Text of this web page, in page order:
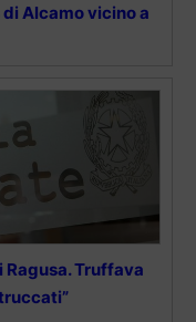
Alcamo vicino a
Truffava